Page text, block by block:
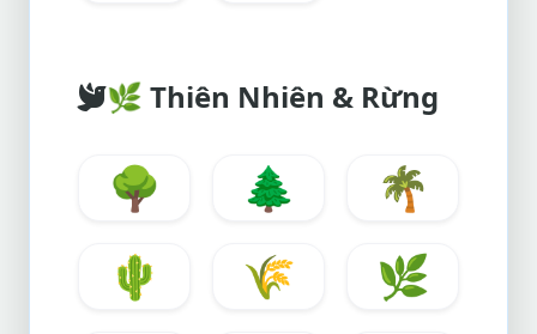
🌿 Thiên Nhiên & Rừng
🌳 🌲
🌴
🌵
🌾
🌿